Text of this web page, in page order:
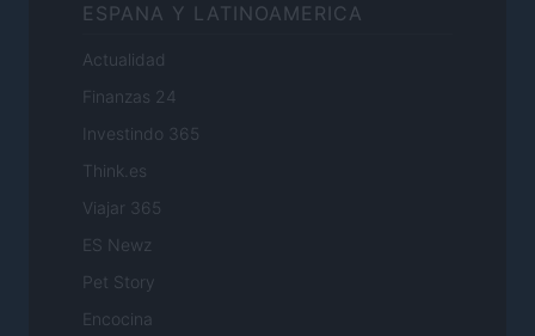
ESPANA Y LATINOAMERICA
Actualidad
Finanzas 24
Investindo 365
Think.es
Viajar 365
ES Newz
Pet Story
Encocina